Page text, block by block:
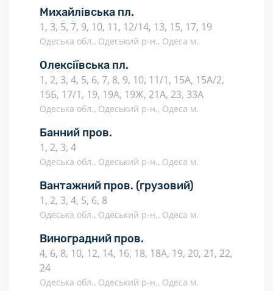
Михайлівська пл.
1, 3, 5, 7, 9, 10, 11, 12/14, 13, 15, 17, 19
Одеська обл., Одеський р-н., Одеса м.
Олексіївська пл.
1, 2, 3, 4, 5, 6, 7, 8, 9, 10, 11/1, 15А, 15А/2,
15Б, 17/1, 19, 19А, 19Ж, 21А, 23, 33А
Одеська обл., Одеський р-н., Одеса м.
Банний пров.
1, 2, 3, 4
Одеська обл., Одеський р-н., Одеса м.
Вантажний пров. (грузовий)
1, 2, 3, 4, 5, 6, 8
Одеська обл., Одеський р-н., Одеса м.
Виноградний пров.
4, 6, 8, 10, 12, 14, 16, 18, 18А, 19, 20, 21, 22,
24
Одеська обл., Одеський р-н., Одеса м.